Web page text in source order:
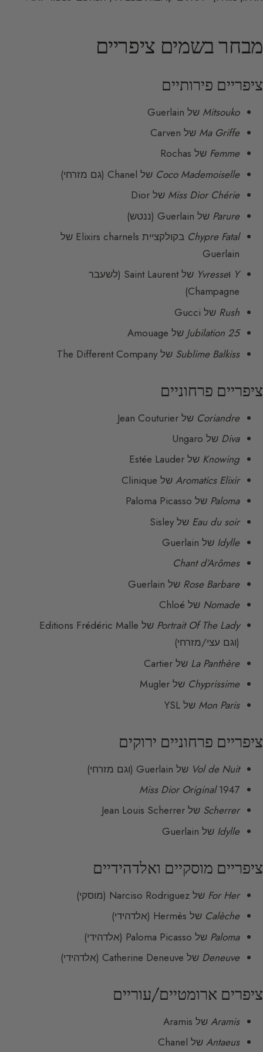
מבחר בשמים ציפריים
ציפריים פירותיים
Mitsouko של Guerlain
Ma Griffe של Carven
Femme של Rochas
Coco Mademoiselle של Chanel (גם מזרחי)
Miss Dior Chérie של Dior
Parure של Guerlain (ננטש)
Chypre Fatal
בקולקציית Elixirs charnels של
Guerlain
Y וYvresse
של Saint Laurent (לשעבר
Champagne)
Rush של Gucci
Jubilation 25 של Amouage
Sublime Balkiss של The Different Company
ציפריים פרחוניים
Coriandre של Jean Couturier
Diva של Ungaro
Knowing של Estée Lauder
Aromatics Elixir של Clinique
Paloma של Paloma Picasso
Eau du soir של Sisley
Idylle של Guerlain
Chant d’Arômes
Rose Barbare של Guerlain
Nomade של Chloé
Portrait Of The Lady
של Editions Frédéric Malle
(וגם עצי/מזרחי)
La Panthère של Cartier
Chyprissime של Mugler
Mon Paris של YSL
ציפריים פרחוניים ירוקים
Vol de Nuit של Guerlain (וגם מזרחי)
Miss Dior Original1947
Scherrer של Jean Louis Scherrer
Idylle של Guerlain
ציפריים מוסקיים ואלדהידיים
For Her של Narciso Rodriguez (מוסקי)
Calèche של Hermès (אלדהידי)
Paloma של Paloma Picasso (אלדהידי)
Deneuve של Catherine Deneuve (אלדהידי)
ציפרים ארומטיים/עוריים
Aramis של Aramis
Antaeus של Chanel